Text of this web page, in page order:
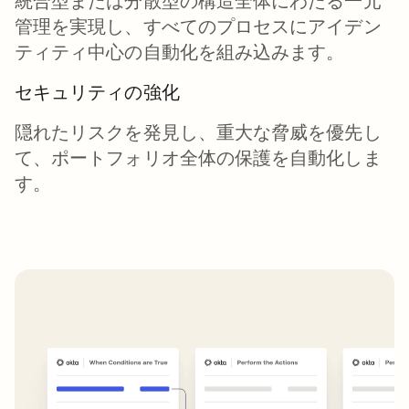
管理を実現し、すべてのプロセスにアイデン
ティティ中心の自動化を組み込みます。
セキュリティの強化
隠れたリスクを発見し、重大な脅威を優先し
て、ポートフォリオ全体の保護を自動化しま
す。